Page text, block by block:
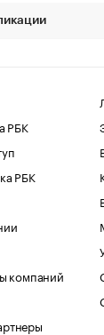
РБК
РБК
компаний